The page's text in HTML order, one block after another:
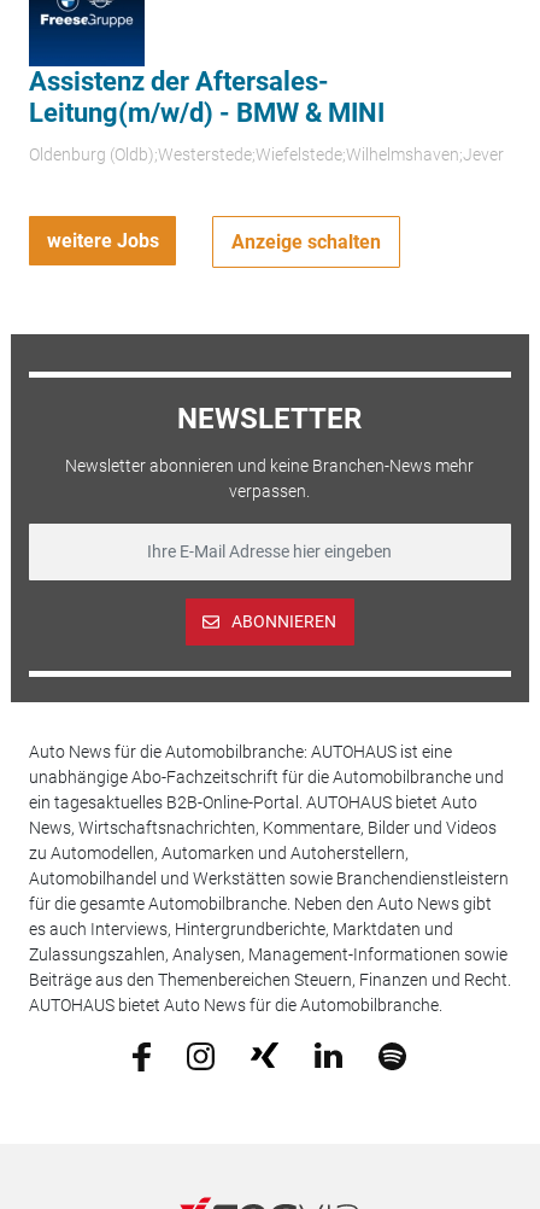
Assistenz der Aftersales-
Leitung(m/w/d) - BMW & MINI
Oldenburg (Oldb);Westerstede;Wiefelstede;Wilhelmshaven;Jever
weitere Jobs Anzeige schalten
NEWSLETTER
Newsletter abonnieren und keine Branchen-News mehr
verpassen.
ABONNIEREN
Auto News für die Automobilbranche: AUTOHAUS ist eine
unabhängige Abo-Fachzeitschrift für die Automobilbranche und
ein tagesaktuelles B2B-Online-Portal. AUTOHAUS bietet Auto
News, Wirtschaftsnachrichten, Kommentare, Bilder und Videos
zu Automodellen, Automarken und Autoherstellern,
Automobilhandel und Werkstätten sowie Branchendienstleistern
für die gesamte Automobilbranche. Neben den Auto News gibt
es auch Interviews, Hintergrundberichte, Marktdaten und
Zulassungszahlen, Analysen, Management-Informationen sowie
Beiträge aus den Themenbereichen Steuern, Finanzen und Recht.
AUTOHAUS bietet Auto News für die Automobilbranche.